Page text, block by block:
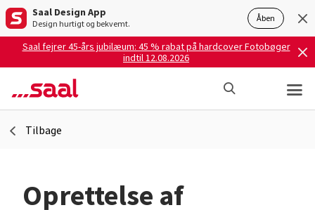
Saal Design App
Design hurtigt og bekvemt. Åben
Saal fejrer 45-års jubilæum: 45 % rabat på hardcover Fotobøger
indtil 12.08.2026
Tilbage
Oprettelse af